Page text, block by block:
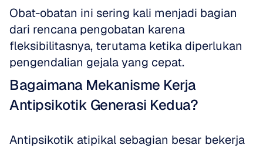
Obat-obatan ini sering kali menjadi bagian
dari rencana pengobatan karena
fleksibilitasnya, terutama ketika diperlukan
pengendalian gejala yang cepat.
Bagaimana Mekanisme Kerja
Antipsikotik Generasi Kedua?
Antipsikotik atipikal sebagian besar bekerja